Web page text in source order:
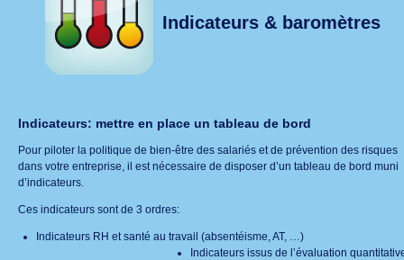
Indicateurs & baromètres
Indicateurs: mettre en place un tableau de bord
Pour piloter la politique de bien-être des salariés et de prévention des risques
dans votre entreprise, il est nécessaire de disposer d’un tableau de bord muni
d’indicateurs.
Ces indicateurs sont de 3 ordres:
Indicateurs RH et santé au travail (absentéisme, AT, …)
Indicateurs issus de l’évaluation